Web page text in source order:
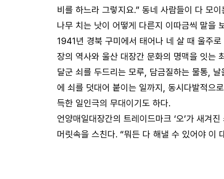
비를 하느라 그렇지요.” 동네 사람들이 다 모
나무 치는 낫이 어떻게 다른지 이따금씩 말을
1941년 경북 구미에서 태어나 네 살 때 울주
장의 역사와 울산 대장간 문화의 명맥을 잇는
달군 쇠를 두드리는 모루, 담금질하는 물통,
에 쇠를 덧대어 붙이는 일까지, 동시다발적으
득한 일인극의 무대이기도 하다.
언양매일대장간의 트레이드마크 ‘오’가 새겨
머릿속을 스친다. “뭐든 다 해낼 수 있어야 이